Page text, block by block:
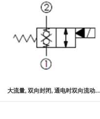
大流量, 双向封闭, 通电时双向流动常闭型提动轴型电磁方向阀